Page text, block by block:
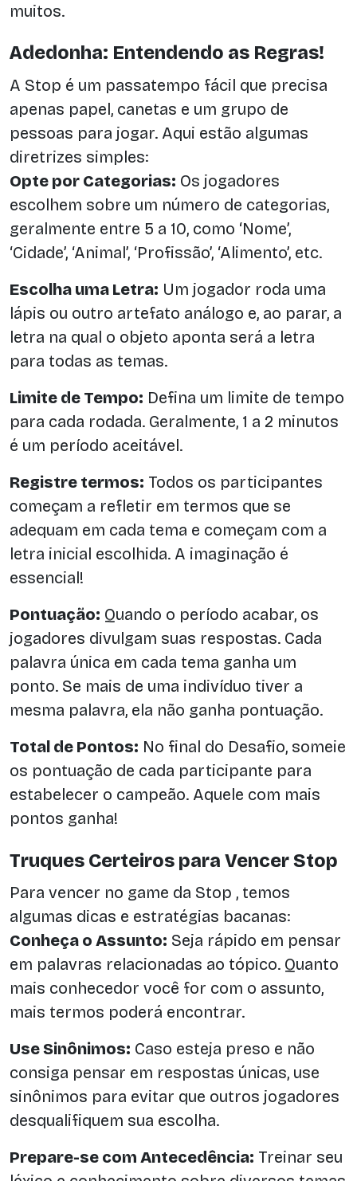
muitos.
Adedonha: Entendendo as Regras!
A Stop é um passatempo fácil que precisa
apenas papel, canetas e um grupo de
pessoas para jogar. Aqui estão algumas
diretrizes simples:
Opte por Categorias: Os jogadores
escolhem sobre um número de categorias,
geralmente entre 5 a 10, como ‘Nome’,
‘Cidade’, ‘Animal’, ‘Profissão’, ‘Alimento’, etc.
Escolha uma Letra: Um jogador roda uma
lápis ou outro artefato análogo e, ao parar, a
letra na qual o objeto aponta será a letra
para todas as temas.
Limite de Tempo: Defina um limite de tempo
para cada rodada. Geralmente, 1 a 2 minutos
é um período aceitável.
Registre termos: Todos os participantes
começam a refletir em termos que se
adequam em cada tema e começam com a
letra inicial escolhida. A imaginação é
essencial!
Pontuação: Quando o período acabar, os
jogadores divulgam suas respostas. Cada
palavra única em cada tema ganha um
ponto. Se mais de uma indivíduo tiver a
mesma palavra, ela não ganha pontuação.
Total de Pontos: No final do Desafio, someie
os pontuação de cada participante para
estabelecer o campeão. Aquele com mais
pontos ganha!
Truques Certeiros para Vencer Stop
Para vencer no game da Stop , temos
algumas dicas e estratégias bacanas:
Conheça o Assunto: Seja rápido em pensar
em palavras relacionadas ao tópico. Quanto
mais conhecedor você for com o assunto,
mais termos poderá encontrar.
Use Sinônimos: Caso esteja preso e não
consiga pensar em respostas únicas, use
sinônimos para evitar que outros jogadores
desqualifiquem sua escolha.
Prepare-se com Antecedência: Treinar seu